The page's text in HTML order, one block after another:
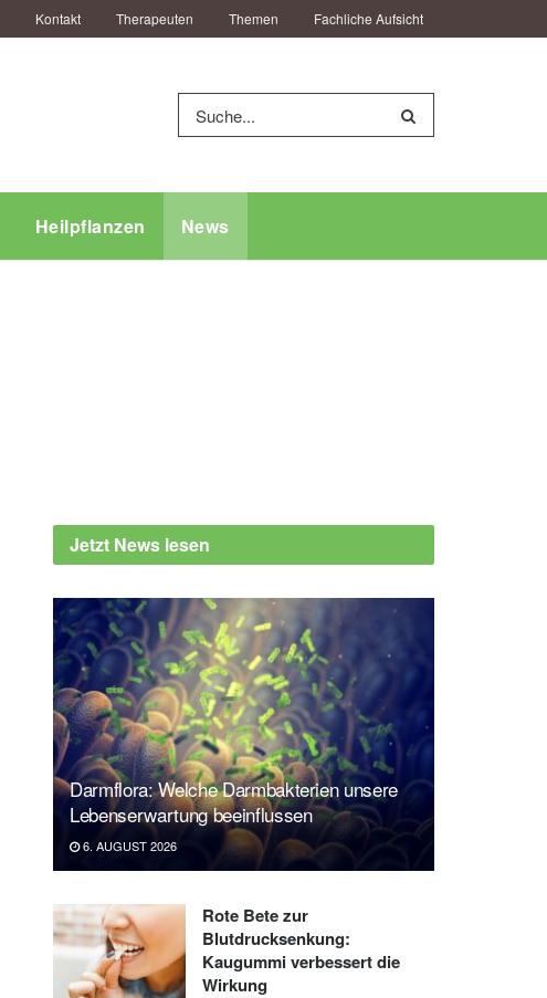
Kontakt Therapeuten Themen Fachliche Aufsicht
Heilpflanzen News
Jetzt News lesen
Darmflora: Welche Darmbakterien unsere
Lebenserwartung beeinflussen
6. AUGUST 2026
Rote Bete zur
Blutdrucksenkung:
Kaugummi verbessert die
Wirkung